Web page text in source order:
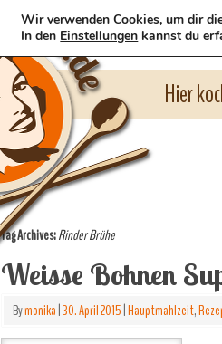
Hier
Tag Archives:Rinder Brühe
Weisse Bohnen
Bymonika|30. April 2015|Hauptmahlzeit,
Wir verwenden Cookies, um dir
In den Einstellungen kannst du